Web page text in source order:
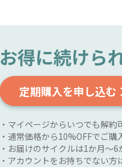
お得に続けら
定期購入を申し込む
・マイページからいつでも解約
・通常価格から10%OFFでご購
・お届けのサイクルは1か月～
・アカウントをお持ちでない方